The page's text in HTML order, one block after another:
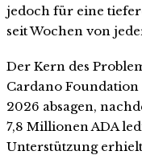
jedoch für eine
seit Wochen von
Der Kern des
Cardano
2026 absagen,
7,8 Millionen ADA
Unterstützung